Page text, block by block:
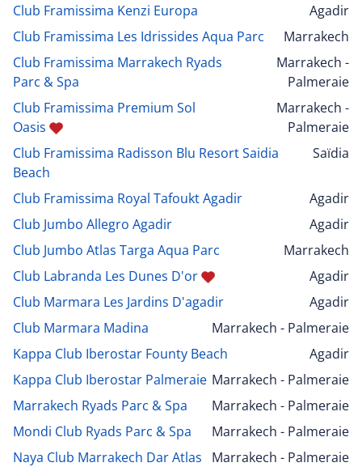
Club Framissima Kenzi Europa
Agadir
Club Framissima Les Idrissides Aqua Parc
Marrakech
Club Framissima Marrakech Ryads
Parc & Spa
Marrakech -
Palmeraie
Club Framissima Premium Sol
Oasis
Marrakech -
Palmeraie
Club Framissima Radisson Blu Resort Saidia
Beach
Saïdia
Club Framissima Royal Tafoukt Agadir
Agadir
Club Jumbo Allegro Agadir
Agadir
Club Jumbo Atlas Targa Aqua Parc
Marrakech
Club Labranda Les Dunes D'or
Agadir
Club Marmara Les Jardins D'agadir
Agadir
Club Marmara Madina
Marrakech - Palmeraie
Kappa Club Iberostar Founty Beach
Agadir
Kappa Club Iberostar Palmeraie Marrakech - Palmeraie
Marrakech Ryads Parc & Spa
Marrakech - Palmeraie
Mondi Club Ryads Parc & Spa
Marrakech - Palmeraie
Naya Club Marrakech Dar Atlas
Marrakech - Palmeraie